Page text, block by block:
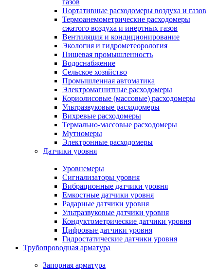
газов
Портативные расходомеры воздуха и газов
Термоанемометрические расходомеры
сжатого воздуха и инертных газов
Вентиляция и кондиционирование
Экология и гидрометеорология
Пищевая промышленность
Водоснабжение
Сельское хозяйство
Промышленная автоматика
Электромагнитные расходомеры
Кориолисовые (массовые) расходомеры
Ультразвуковые расходомеры
Вихревые расходомеры
Термально-массовые расходомеры
Мутномеры
Электронные расходомеры
Датчики уровня
Уровнемеры
Сигнализаторы уровня
Вибрационные датчики уровня
Емкостные датчики уровня
Радарные датчики уровня
Ультразвуковые датчики уровня
Кондуктометрические датчики уровня
Цифровые датчики уровня
Гидростатические датчики уровня
Трубопроводная арматура
Запорная арматура